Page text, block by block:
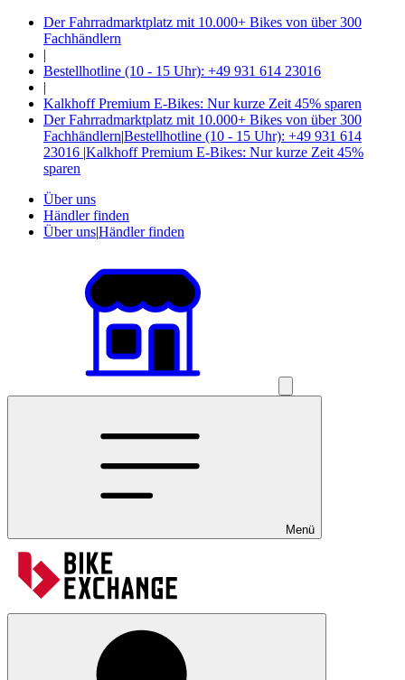
Der Fahrradmarktplatz mit 10.000+ Bikes von über 300
Fachhändlern
|
Bestellhotline (10 - 15 Uhr): +49 931 614 23016
|
Kalkhoff Premium E-Bikes: Nur kurze Zeit 45% sparen
Der Fahrradmarktplatz mit 10.000+ Bikes von über 300
Fachhändlern|Bestellhotline (10 - 15 Uhr): +49 931 614
23016 |Kalkhoff Premium E-Bikes: Nur kurze Zeit 45%
sparen
Über uns
Händler finden
Über uns|Händler finden
Menü